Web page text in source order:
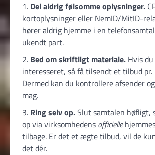
Del aldrig følsomme oplysninger.
kortoplysninger eller NemID/MitID-
hører aldrig hjemme i en
ukendt part.
Bed om skriftligt materiale. Hvis
interesseret, så få tilsendt et tilbud pr.
Dermed kan du kontrollere afsender
mag.
Ring selv op.Slut samtalen høfligt,
op via virksomhedens officielle
tilbage. Er det et ægte tilbud, vil de
det dér.